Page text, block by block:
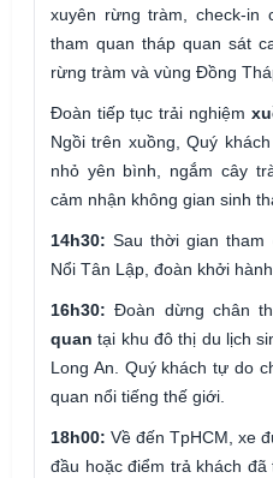
xuyên rừng tràm, check-in
tham quan tháp quan sát
rừng tràm và vùng Đồng
Đoàn tiếp tục trải nghiệm
Ngồi trên xuồng, Quý
nhỏ yên bình, ngắm cây
cảm nhận không gian sinh
14h30: Sau thời gian tham
Nổi Tân Lập, đoàn khởi
16h30: Đoàn dừng chân
quan tại khu đô thị du lịch
Long An. Quý khách tự do
quan nổi tiếng thế giới.
18h00: Về đến TpHCM, xe
đầu hoặc điểm trả khách